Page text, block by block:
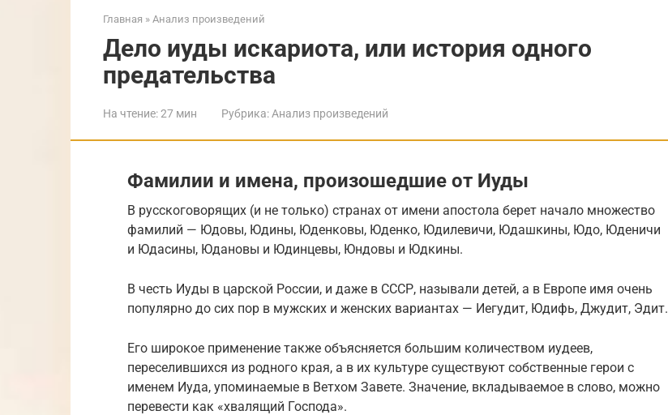
Главная » Анализ произведений
Дело иуды искариота, или история одного
предательства
На чтение:27 мин Рубрика: Анализ произведений
Фамилии и имена, произошедшие от Иуды
В русскоговорящих (и не только) странах от имени апостола берет начало множество
фамилий — Юдовы, Юдины, Юденковы, Юденко, Юдилевичи, Юдашкины, Юдо, Юденичи
и Юдасины, Юдановы и Юдинцевы, Юндовы и Юдкины.
В честь Иуды в царской России, и даже в СССР, называли детей, а в Европе имя очень
популярно до сих пор в мужских и женских вариантах — Иегудит, Юдифь, Джудит, Эдит.
Его широкое применение также объясняется большим количеством иудеев,
переселившихся из родного края, а в их культуре существуют собственные герои с
именем Иуда, упоминаемые в Ветхом Завете. Значение, вкладываемое в слово, можно
перевести как «хвалящий Господа».